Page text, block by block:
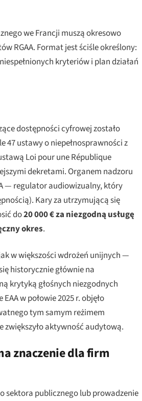
we Francji muszą okresowo
RGAA. Format jest ściśle określony:
kryteriów i plan działań
dostępności cyfrowej zostało
47 ustawy o niepełnosprawności z
Loi pour une République
dekretami. Organem nadzoru
— regulator audiowizualny, który
Kary za utrzymującą się
do20 000 € za niezgodną usługę
okres.
w większości wdrożeń unijnych —
historycznie głównie na
krytyką głośnych niezgodnych
w połowie 2025 r. objęło
tym samym reżimem
zwiększyło aktywność audytową.
znaczenie dla firm
sektora publicznego lub prowadzenie